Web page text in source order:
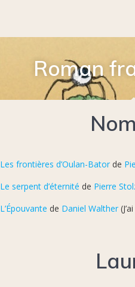
Roman
Les frontières d’Oulan-Bator de
Le serpent d’éternité de Pierre
L’Épouvante de Daniel Walther